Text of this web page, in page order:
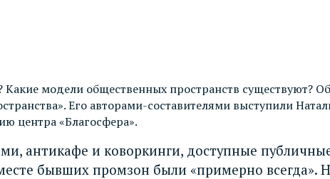
модели общественных пространств существуют?
Его авторами-составителями выступили
центра «Благосфера».
антикафе и коворкинги, доступные
бывших промзон были «примерно всегда».